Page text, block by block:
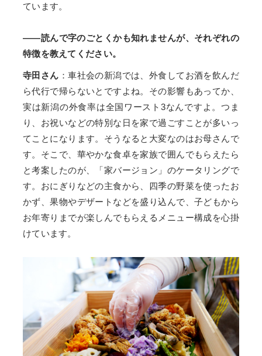
ています。
――読んで字のごとくかも知れませんが、それぞれの
特徴を教えてください。
寺田さん ：車社会の新潟では、外食してお酒を飲んだ
ら代行で帰らないとですよね。その影響もあってか、
実は新潟の外食率は全国ワースト3なんですよ。つま
り、お祝いなどの特別な日を家で過ごすことが多いっ
てことになります。そうなると大変なのはお母さんで
す。そこで、華やかな食卓を家族で囲んでもらえたら
と考案したのが、「家バージョン」のケータリングで
す。おにぎりなどの主食から、四季の野菜を使ったお
かず、果物やデザートなどを盛り込んで、子どもから
お年寄りまでが楽しんでもらえるメニュー構成を心掛
けています。